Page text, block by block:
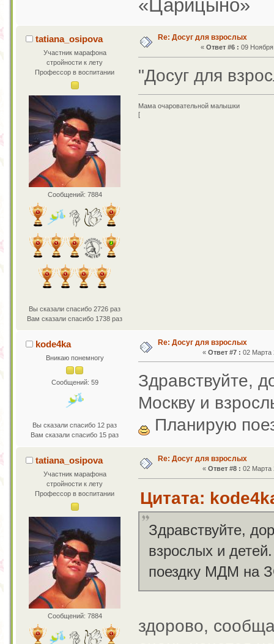
«Царицыно»
tatiana_osipova
Участник марафона
стройности к лету
Профессор в воспитании
Сообщений: 7884
Вы сказали спасибо 2726 раз
Вам сказали спасибо 1738 раз
Re: Досуг для взрослых
« Ответ #6 : 09
"Досуг для
Мама очаровательной малышки
[
kode4ka
Вникаю понемногу
Сообщений: 59
Вы сказали спасибо 12 раз
Вам сказали спасибо 15 раз
Re: Досуг для взрослых
«Ответ #7 : 02 Марта
Здравствуйте,
Москву и
Планирую
tatiana_osipova
Участник марафона
стройности к лету
Профессор в воспитании
Сообщений: 7884
Re: Досуг для взрослых
«Ответ #8 : 02 Марта
Цитата:
Здравствуйте,
взрослых и
поездку МДМ на
здорово,